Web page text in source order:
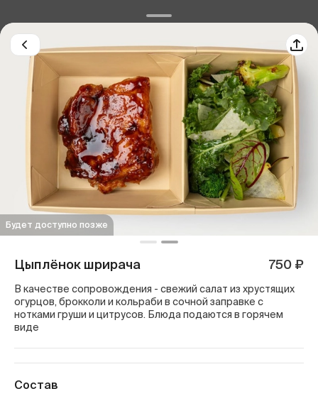
Будет доступно позже
Цыплёнок шрирача 750 ₽
В качестве сопровождения - свежий салат из хрустящих
огурцов, брокколи и кольраби в сочной заправке с
нотками груши и цитрусов. Блюда подаются в горячем
виде
Состав